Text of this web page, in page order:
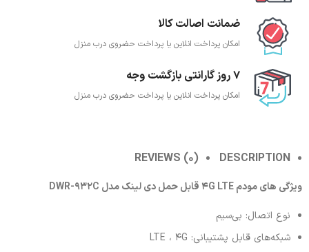
ضمانت اصالت کالا
امکان پرداخت انلاین یا پرداخت حضروی درب منزل
7 روز گارانتی بازگشت وجه
امکان پرداخت انلاین یا پرداخت حضروی درب منزل
DESCRIPTION
REVIEWS (0)
ویژگی های مودم 4G LTE قابل حمل دی لینک مدل DWR-932C
نوع اتصال: بی‌سیم
شبکه‌های قابل پشتیبانی: LTE ، 4G